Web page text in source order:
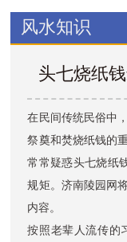
风水知识
头七烧纸
在民间传统民俗中
祭奠和焚烧纸钱的
常常疑惑头七烧纸
规矩。 济南陵园网
内容。
按照老辈人流传的